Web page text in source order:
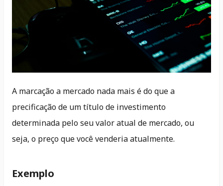
A marcação a mercado nada mais é do que a
precificação de um título de investimento
determinada pelo seu valor atual de mercado, ou
seja, o preço que você venderia atualmente.
Exemplo